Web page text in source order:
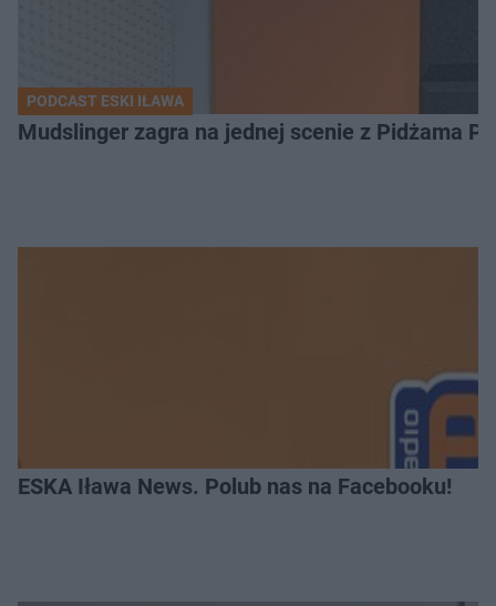
PODCAST ESKI IŁAWA
Mudslinger zagra na jednej scenie z Pidżama
ESKA Iława News. Polub nas na Facebooku!